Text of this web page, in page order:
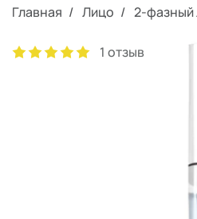
Главная Лицо 2-фазный
1 отзыв